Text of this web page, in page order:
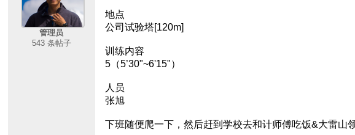
管理员
543 条帖子
地点
公司试验塔[120m]
训练内容
5（5’30"~6'15"）
人员
张旭
下班随便爬一下，然后赶到学校去和计师傅吃饭&大雷山